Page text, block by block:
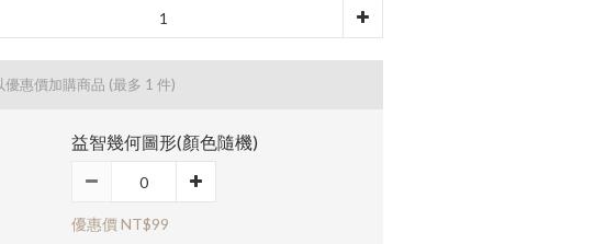
優惠價加購商品 (最多 1 件)
益智幾何圖形(顏色隨機)
優惠價 NT$99